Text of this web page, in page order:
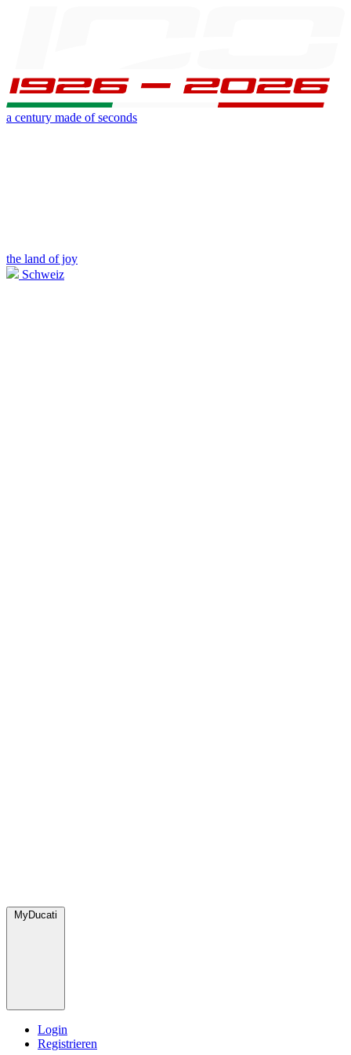
a century made of seconds
the land of joy
Schweiz
MyDucati
Login
Registrieren